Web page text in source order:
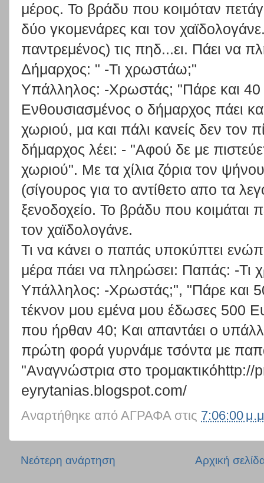
μέρος. Το βράδυ που κοιμόταν
δύο γκομενάρες και τον
παντρεμένος) τις πηδ...ει. Πάει να
Δήμαρχος: " -Τι χρωστάω;"
Υπάλληλος: -Χρωστάς; "Πάρε και
Ενθουσιασμένος ο δήμαρχος πάει
χωριού, μα και πάλι κανείς δεν τον
δήμαρχος λέει: - "Αφού δε με
χωριού". Με τα χίλια ζόρια τον
(σίγουρος για το αντίθετο απο τα
ξενοδοχείο. Το βράδυ που κοιμάται
τον χαϊδολογάνε.
Τι να κάνει ο παπάς υποκύπτει
μέρα πάει να πληρώσει: Παπάς: -Τι
Υπάλληλος: -Χρωστάς;", "Πάρε και
τέκνον μου εμένα μου έδωσες 500
που ήρθαν 40; Και απαντάει ο
πρώτη φορά γυρνάμε τσόντα με
"Αναγνώστρια στο τρομακτικόhttp://
eyrytanias.blogspot.com/
Αναρτήθηκε από ΑΓΡΑΦΑ στις 7:06:00
Νεότερη ανάρτηση Αρχική